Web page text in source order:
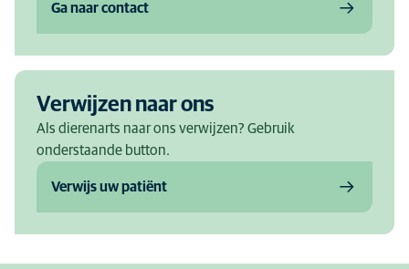
Ga naar contact
Verwijzen naar ons
Als dierenarts naar ons verwijzen? Gebruik
onderstaande button.
Verwijs uw patiënt